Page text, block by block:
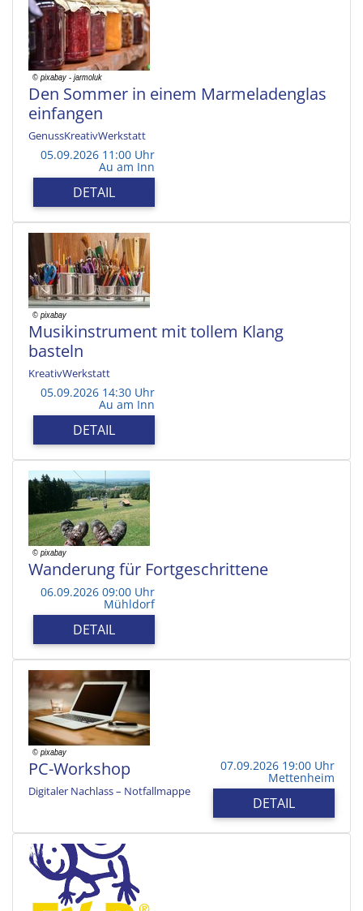
Den Sommer in einem Marmeladenglas
einfangen
GenussKreativWerkstatt
05.09.2026 11:00 Uhr
Au am Inn
DETAIL
Musikinstrument mit tollem Klang
basteln
KreativWerkstatt
05.09.2026 14:30 Uhr
Au am Inn
DETAIL
Wanderung für Fortgeschrittene
06.09.2026 09:00 Uhr
Mühldorf
DETAIL
PC-Workshop
Digitaler Nachlass – Notfallmappe
07.09.2026 19:00 Uhr
Mettenheim
DETAIL